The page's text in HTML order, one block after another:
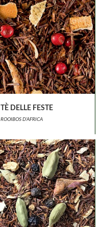
TÈ DELLE FESTE
ROOIBOS D'AFRICA